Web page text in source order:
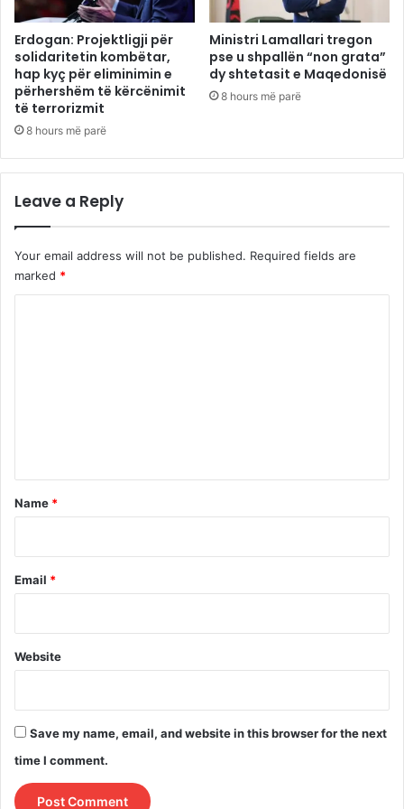
Erdogan: Projektligji për
solidaritetin kombëtar,
hap kyç për eliminimin e
përhershëm të kërcënimit
të terrorizmit
8 hours më parë
Ministri Lamallari tregon
pse u shpallën “non grata”
dy shtetasit e Maqedonisë
8 hours më parë
Leave a Reply
Your email address will not be published. Required fields are
marked *
*
Name *
Email *
Website
Save my name, email, and website in this browser for the next
time I comment.